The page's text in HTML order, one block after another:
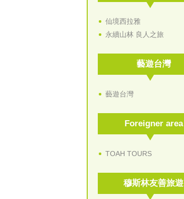
仙境西拉雅
永續山林 良人之旅
藝遊台灣
藝遊台灣
Foreigner area
TOAH TOURS
穆斯林友善旅遊